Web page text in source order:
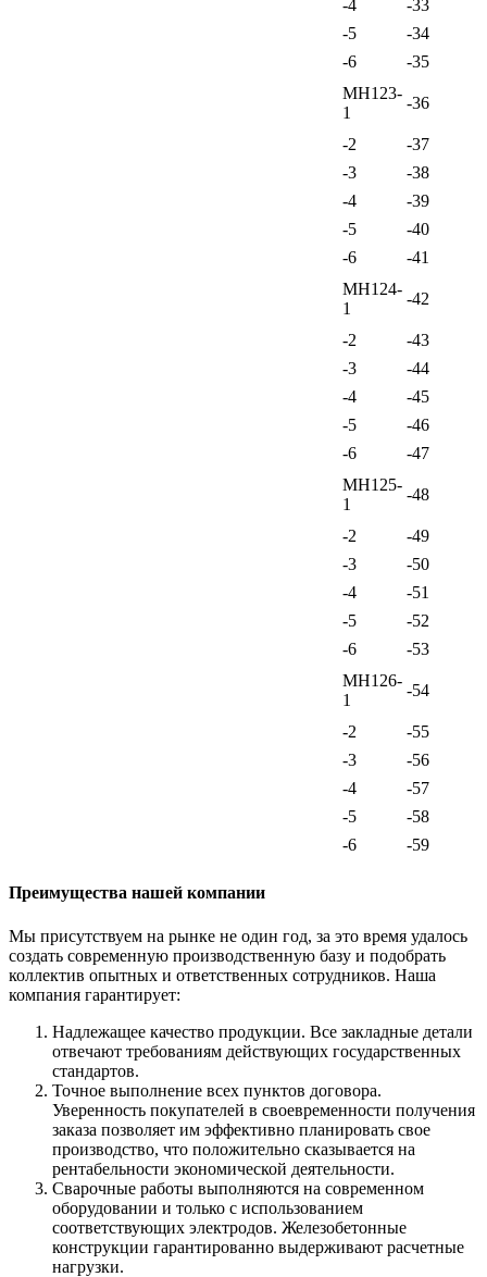
-4
-33
-5
-34
-6
-35
МН123-
1
-36
-2
-37
-3
-38
-4
-39
-5
-40
-6
-41
МН124-
1
-42
-2
-43
-3
-44
-4
-45
-5
-46
-6
-47
МН125-
1
-48
-2
-49
-3
-50
-4
-51
-5
-52
-6
-53
МН126-
1
-54
-2
-55
-3
-56
-4
-57
-5
-58
-6
-59
Преимущества нашей компании
Мы присутствуем на рынке не один год, за это время удалось
создать современную производственную базу и подобрать
коллектив опытных и ответственных сотрудников. Наша
компания гарантирует:
Надлежащее качество продукции. Все закладные детали
отвечают требованиям действующих государственных
стандартов.
Точное выполнение всех пунктов договора.
Уверенность покупателей в своевременности получения
заказа позволяет им эффективно планировать свое
производство, что положительно сказывается на
рентабельности экономической деятельности.
Сварочные работы выполняются на современном
оборудовании и только с использованием
соответствующих электродов. Железобетонные
конструкции гарантированно выдерживают расчетные
нагрузки.